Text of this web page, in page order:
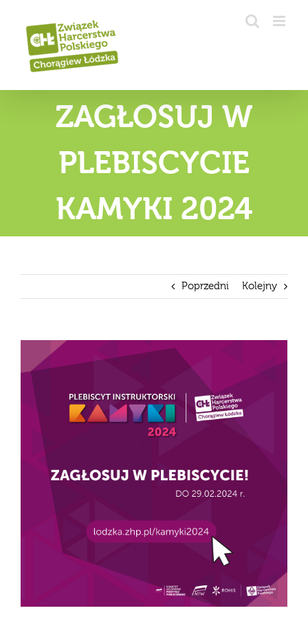
zawartości
ZAGŁOSUJ W
PLEBISCYCIE
KAMYKI 2024
Poprzedni Kolejny
większy
obrazek